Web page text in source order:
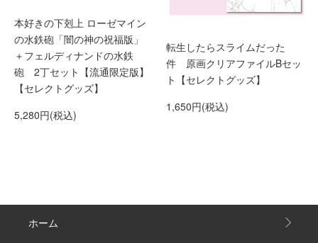
本好きの下剋上 ローゼマイン
の水鉄砲「闇の神の祝福版」
＋フェルディナンドの水鉄
砲 2丁セット【流通限定版】
【セレクトグッズ】
5,280円(税込)
転生したらスライムだった
件 原画クリアファイルBセッ
ト【セレクトグッズ】
1,650円(税込)
ホーム